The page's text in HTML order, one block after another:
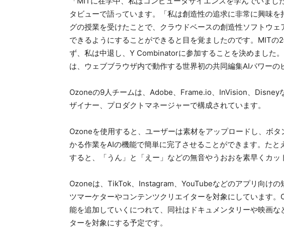
タビューで語っています。「私は創造性の追求に非常に興味
グの授業を受けたことで、クラウドベースの創造性ソフトウ
できるようにすることができると目を覚ましたのです。MITの
ず、私は中退し、Y Combinatorに参加することを決めました
は、ウェブブラウザ内で動作する世界初の共同編集AIパワーの
Ozoneの9人チームは、Adobe、Frame.io、InVision、Disney
ザイナー、プロダクトマネージャーで構成されています。
Ozoneを使用すると、ユーザーは素材をアップロードし、ボ
かる作業をAIの機能で簡単に完了させることができます。た
すると、「うん」と「えー」などの無音やうおおを素早くカッ
Ozoneは、TikTok、Instagram、YouTubeなどのアプリ向けの
ツマーケターやコンテンツクリエイターを対象にしています
能を追加していくにつれて、同社はドキュメンタリーや映画
ターを対象にする予定です。